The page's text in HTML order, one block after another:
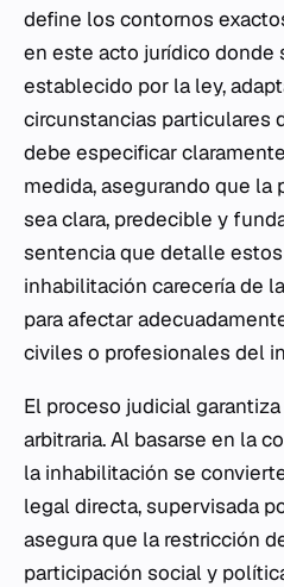
define los contornos
en este acto jurídico donde
establecido por la ley,
circunstancias particulares
debe especificar
medida, asegurando que la
sea clara, predecible y
sentencia que detalle
inhabilitación carecería de
para afectar
civiles o profesionales del
El proceso judicial
arbitraria. Al basarse en la
la inhabilitación se
legal directa, supervisada
asegura que la restricción
participación social y